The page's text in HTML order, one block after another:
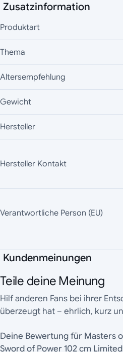
Zusatzinformation
Produktart
Thema
Altersempfehlung
Gewicht
Hersteller
Hersteller Kontakt
Verantwortliche Person (EU)
Kundenmeinungen
Teile deine Meinung
Hilf anderen Fans bei ihrer
überzeugt hat – ehrlich, kurz
Deine Bewertung für Masters of the Universe (Film 2026) Prop Replik 1/1 He-Man
Sword of Power 102 cm